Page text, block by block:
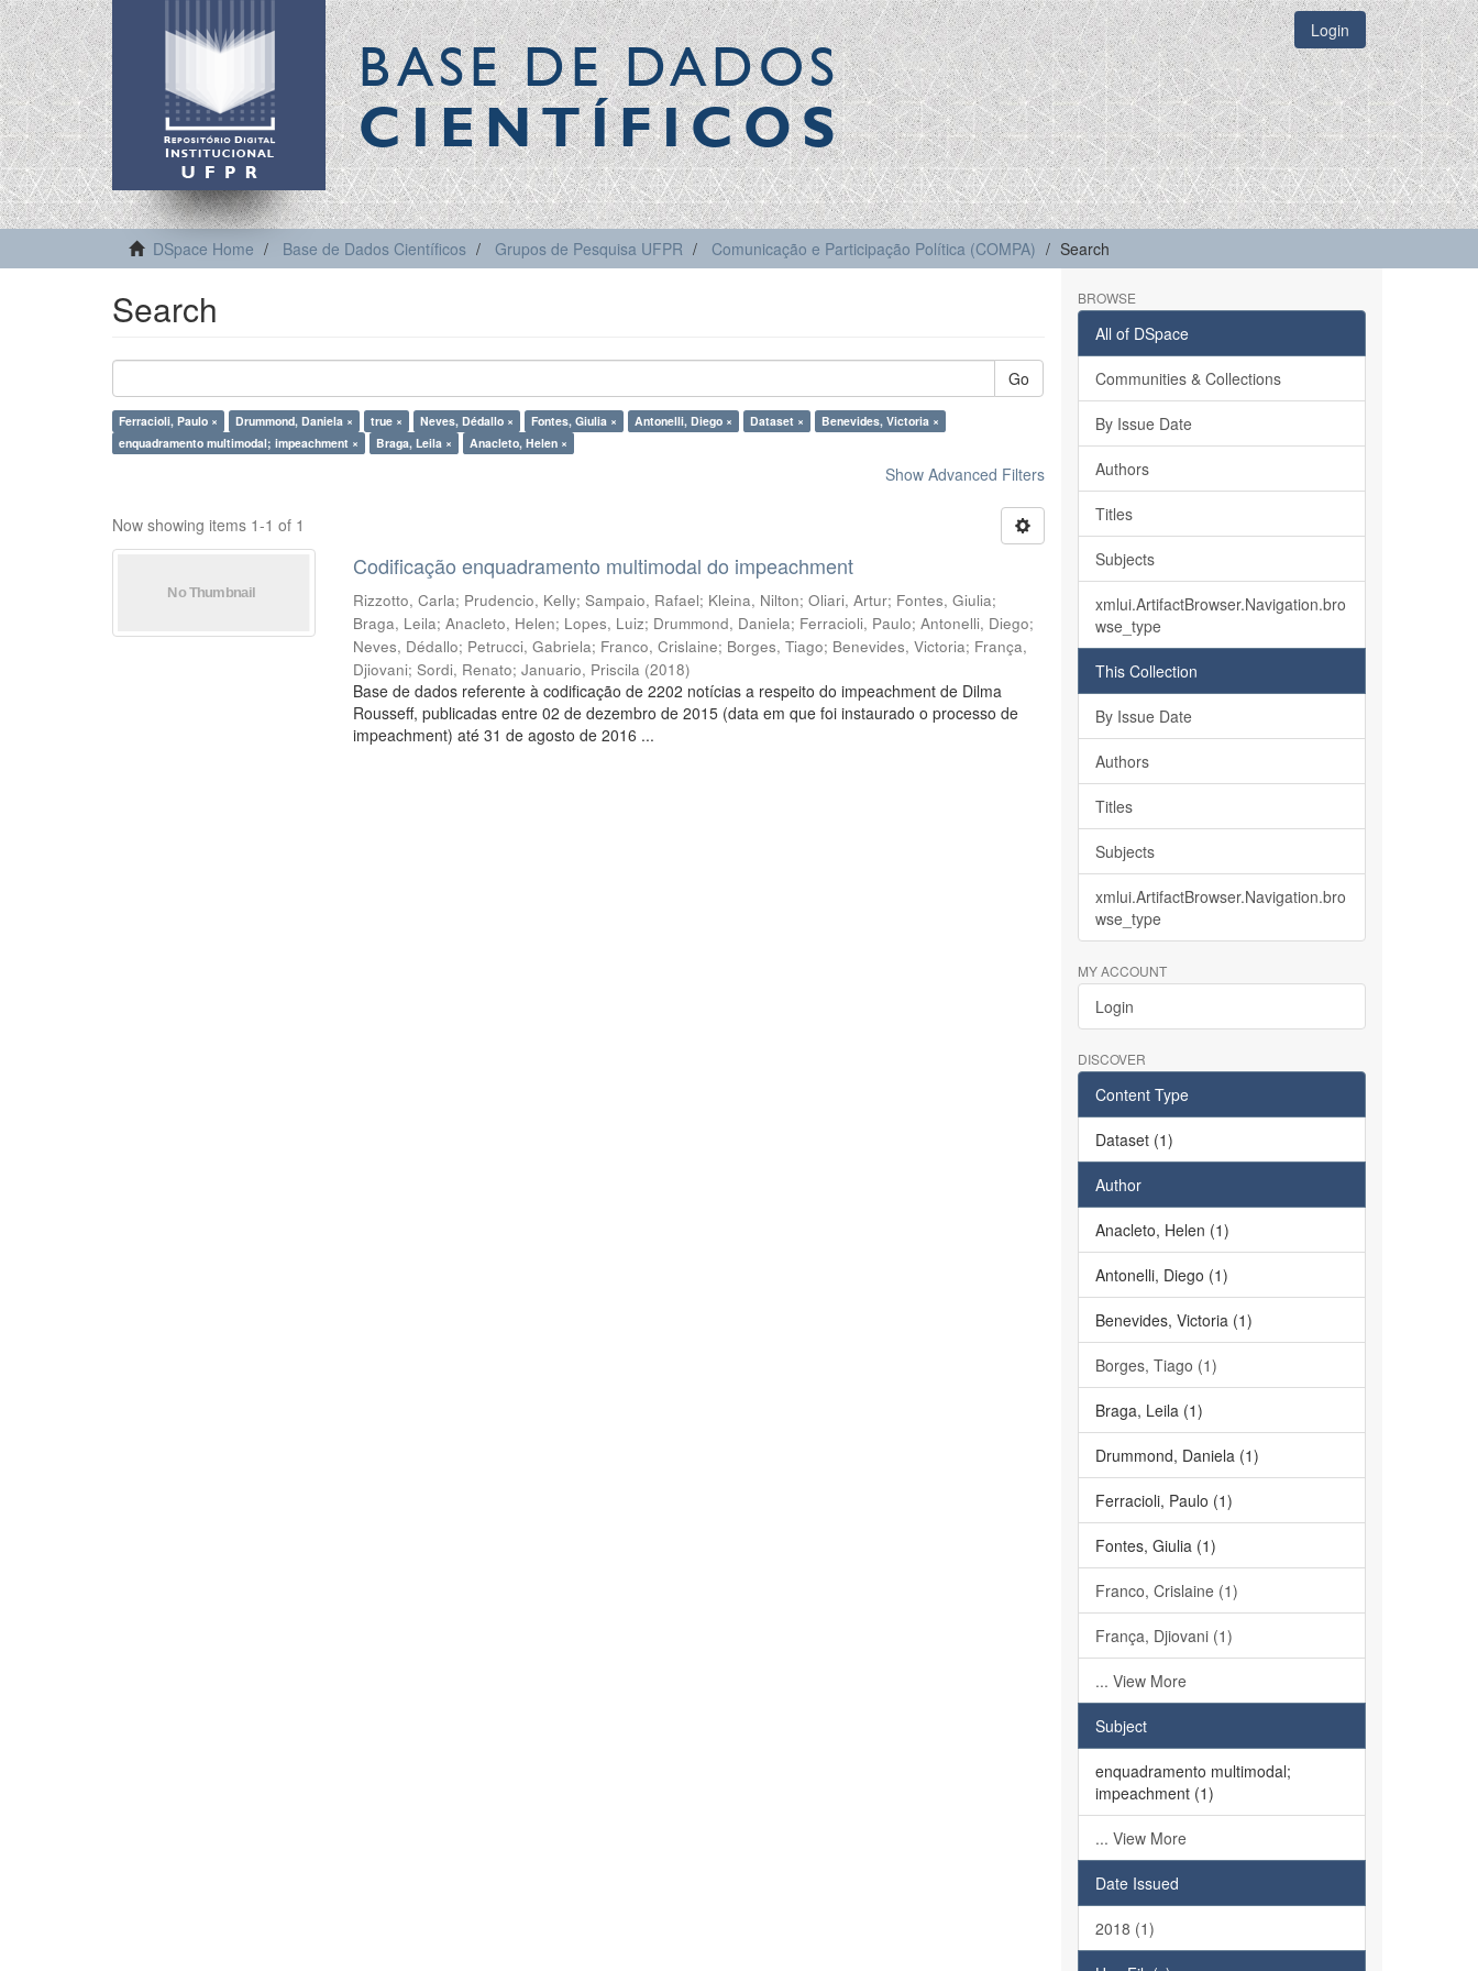
BASE DE DADOS
CIENTÍFICOS
Login
DSpace Home Base de Dados Científicos Grupos de Pesquisa UFPR Comunicação e Participação Política (COMPA) Search
Search
Go
Ferracioli, Paulo × Drummond, Daniela × true × Neves, Dédallo × Fontes, Giulia × Antonelli, Diego × Dataset ×
Benevides, Victoria ×
enquadramento multimodal; impeachment ×
Braga, Leila × Anacleto, Helen ×
Show Advanced Filters
Now showing items 1-1 of 1
Codificação enquadramento multimodal do impeachment
Rizzotto, Carla; Prudencio, Kelly;Sampaio, Rafael; Kleina, Nilton;Oliari, Artur; Fontes, Giulia;
Braga, Leila;Anacleto, Helen; Lopes, Luiz; Drummond, Daniela; Ferracioli, Paulo;Antonelli, Diego;
Neves, Dédallo; Petrucci, Gabriela; Franco, Crislaine; Borges, Tiago; Benevides, Victoria; França,
Djiovani;Sordi, Renato;Januario, Priscila (2018)
Base de dados referente à codificação de 2202 notícias a respeito do impeachment de Dilma
Rousseff, publicadas entre 02 de dezembro de 2015 (data em que foi instaurado o processo de
impeachment) até 31 de agosto de 2016 ...
BROWSE
All of DSpace
Communities & Collections
By Issue Date
Authors
Titles
Subjects
xmlui.ArtifactBrowser.Navigation.bro
wse_type
This Collection
By Issue Date
Authors
Titles
Subjects
xmlui.ArtifactBrowser.Navigation.bro
wse_type
MY ACCOUNT
Login
DISCOVER
Content Type
Dataset (1)
Author
Anacleto, Helen (1)
Antonelli, Diego (1)
Benevides, Victoria (1)
Borges, Tiago (1)
Braga, Leila (1)
Drummond, Daniela (1)
Ferracioli, Paulo (1)
Fontes, Giulia (1)
Franco, Crislaine (1)
França, Djiovani (1)
... View More
Subject
enquadramento multimodal;
impeachment (1)
... View More
Date Issued
2018 (1)